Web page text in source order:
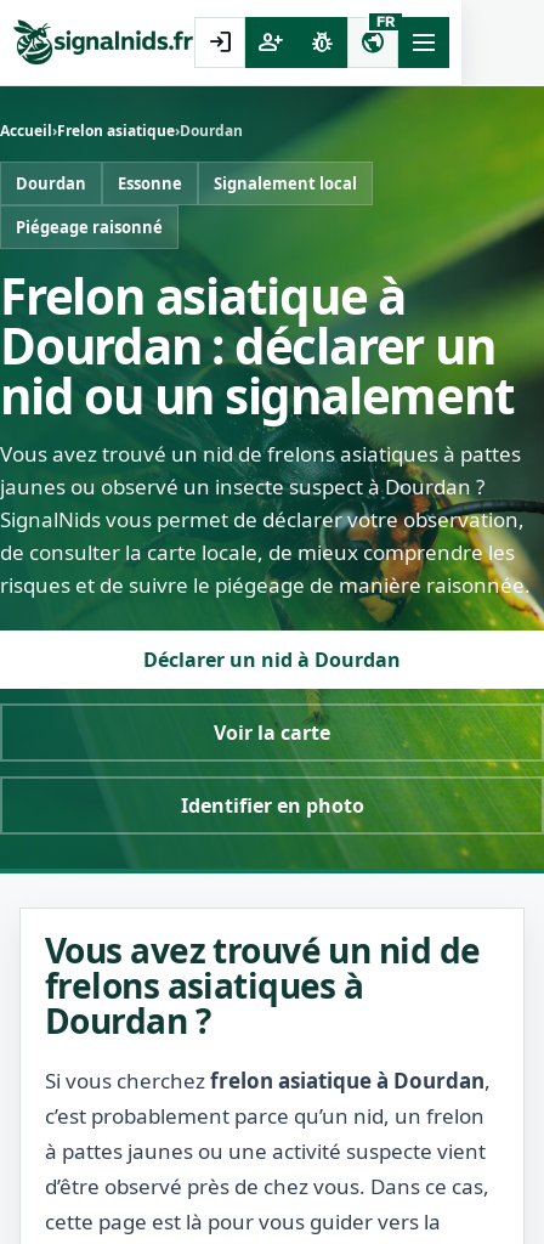
login person_add pest_control public
FR
Accueil›Frelon asiatique›Dourdan
Dourdan Essonne
Signalement local
Piégeage raisonné
Frelon asiatique à
Dourdan : déclarer un
nid ou un signalement
Vous avez trouvé un nid de frelons asiatiques à pattes
jaunes ou observé un insecte suspect à Dourdan ?
SignalNids vous permet de déclarer votre observation,
de consulter la carte locale, de mieux comprendre les
risques et de suivre le piégeage de manière raisonnée.
Déclarer un nid à Dourdan
Voir la carte
Identifier en photo
Vous avez trouvé un nid de
frelons asiatiques à
Dourdan ?
Si vous cherchezfrelon asiatique à Dourdan,
c’est probablement parce qu’un nid, un frelon
à pattes jaunes ou une activité suspecte vient
d’être observé près de chez vous. Dans ce cas,
cette page est là pour vous guider vers la